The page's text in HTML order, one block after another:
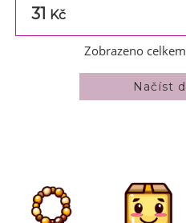
31 Kč
Zobrazeno celkem